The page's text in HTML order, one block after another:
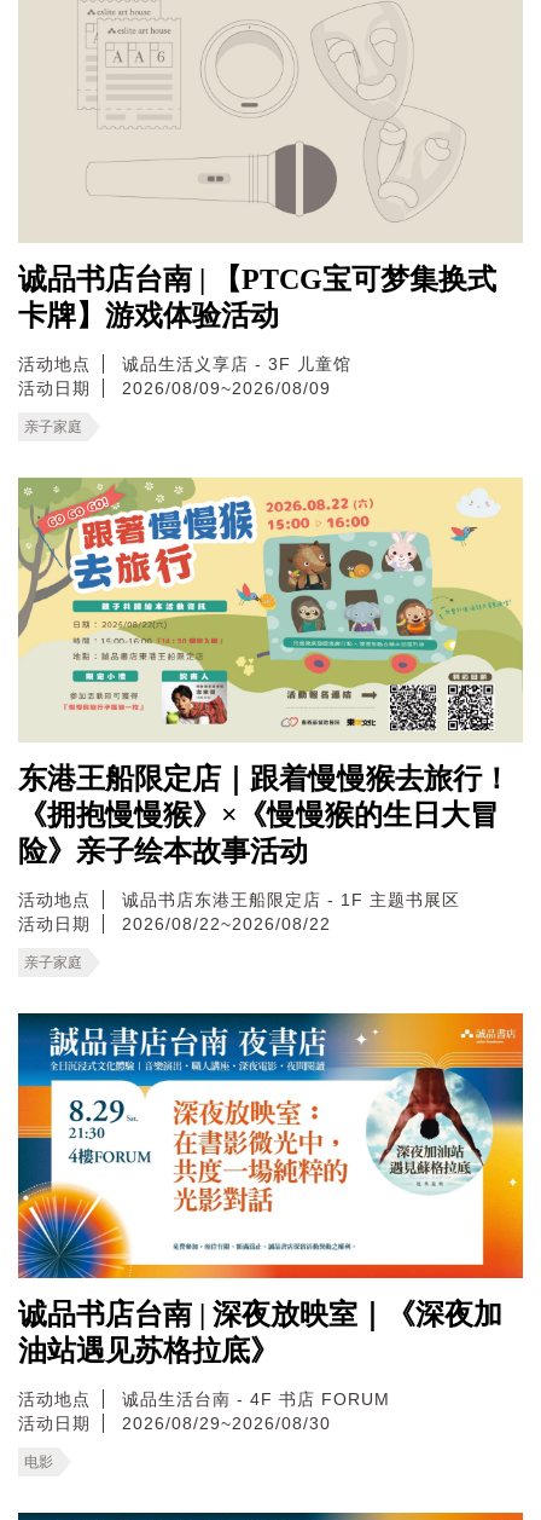
诚品书店台南 | 【PTCG宝可梦集换式
卡牌】游戏体验活动
活动地点
诚品生活义享店 - 3F 儿童馆
活动日期
2026/08/09~2026/08/09
亲子家庭
东港王船限定店｜跟着慢慢猴去旅行！
《拥抱慢慢猴》×《慢慢猴的生日大冒
险》亲子绘本故事活动
活动地点
诚品书店东港王船限定店 - 1F 主题书展区
活动日期
2026/08/22~2026/08/22
亲子家庭
诚品书店台南 | 深夜放映室｜《深夜加
油站遇见苏格拉底》
活动地点
诚品生活台南 - 4F 书店 FORUM
活动日期
2026/08/29~2026/08/30
电影